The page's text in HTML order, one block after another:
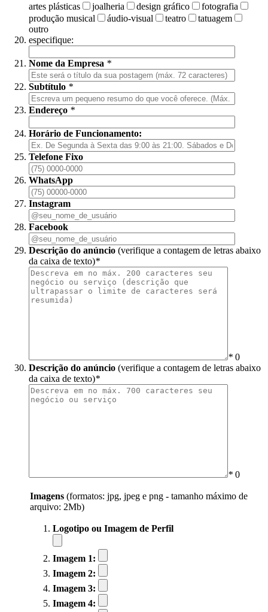
artes plásticas
joalheria design gráfico
fotografia
produção musical
áudio-visual teatro
tatuagem
outro
especifique:
Nome da Empresa *
Subtítulo *
Endereço *
Horário de Funcionamento:
Telefone Fixo
WhatsApp
Instagram
Facebook
Descrição do anúncio (verifique a contagem de letras abaixo
da caixa de texto)*
* 0
Descrição do anúncio (verifique a contagem de letras abaixo
da caixa de texto)*
* 0
Imagens (formatos: jpg, jpeg e png - tamanho máximo de
arquivo: 2Mb)
Logotipo ou Imagem de Perfil
Imagem 1:
Imagem 2:
Imagem 3:
Imagem 4: